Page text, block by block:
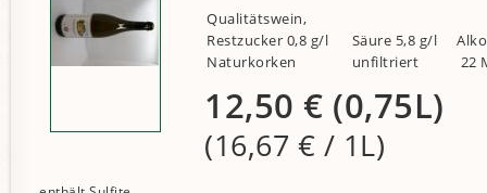
Qualitätswein,
Restzucker 0,8 g/l
Säure 5,8 g/l
Naturkorken
unfiltriert 22
12,50 € (0,75L)
(16,67 € / 1L)